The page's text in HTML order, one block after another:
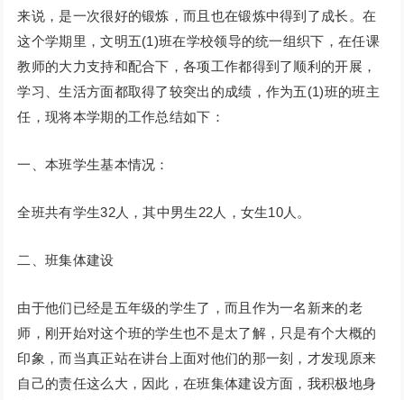
来说，是一次很好的锻炼，而且也在锻炼中得到了成长。在
这个学期里，文明五(1)班在学校领导的统一组织下，在任课
教师的大力支持和配合下，各项工作都得到了顺利的开展，
学习、生活方面都取得了较突出的成绩，作为五(1)班的班主
任，现将本学期的工作总结如下：
一、本班学生基本情况：
全班共有学生32人，其中男生22人，女生10人。
二、班集体建设
由于他们已经是五年级的学生了，而且作为一名新来的老
师，刚开始对这个班的学生也不是太了解，只是有个大概的
印象，而当真正站在讲台上面对他们的那一刻，才发现原来
自己的责任这么大，因此，在班集体建设方面，我积极地身